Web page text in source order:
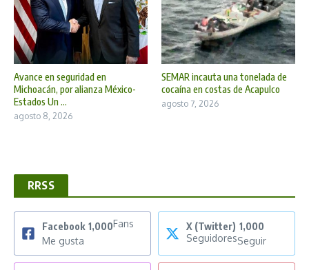
Avance en seguridad en
Michoacán, por alianza México-
Estados Un ...
agosto 8, 2026
SEMAR incauta una tonelada de
cocaína en costas de Acapulco
agosto 7, 2026
RRSS
Facebook 1,000Fans
Me gusta
X (Twitter) 1,000
SeguidoresSeguir